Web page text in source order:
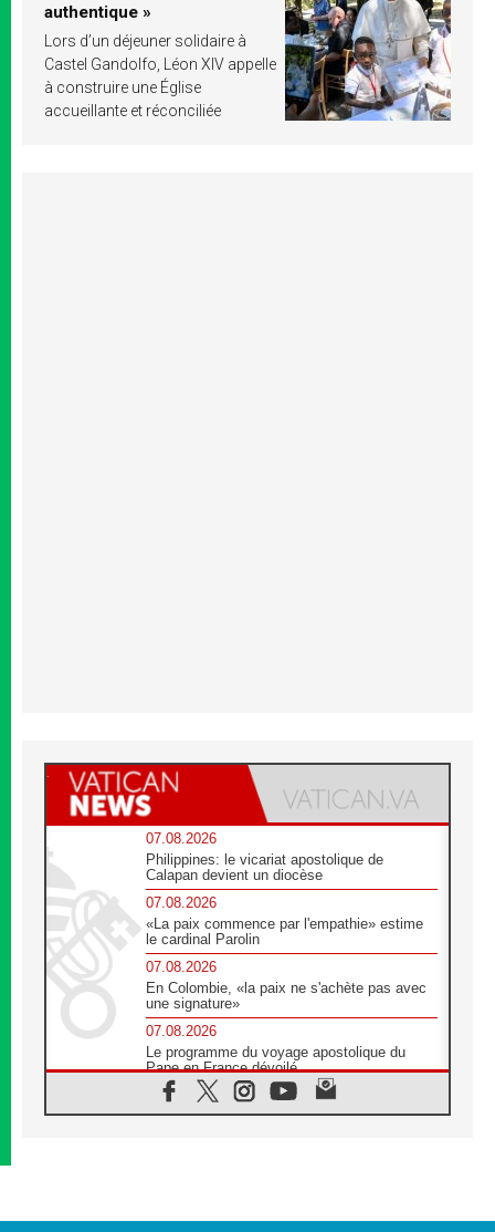
authentique »
Lors d’un déjeuner solidaire à
Castel Gandolfo, Léon XIV appelle
à construire une Église
accueillante et réconciliée
07.08.2026
Philippines: le vicariat apostolique de
Calapan devient un diocèse
07.08.2026
«La paix commence par l'empathie» estime
le cardinal Parolin
07.08.2026
En Colombie, «la paix ne s'achète pas avec
une signature»
07.08.2026
Le programme du voyage apostolique du
Pape en France dévoilé
07.08.2026
1ère Conférence continentale sur l'éducation
07.08.2026